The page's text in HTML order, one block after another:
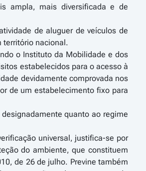
ampla, mais diversificada e de
de aluguer de veículos de
território nacional.
o Instituto da Mobilidade e dos
estabelecidos para o acesso à
devidamente comprovada nos
de um estabelecimento fixo para
quanto ao regime
universal, justifica-se por
do ambiente, que constituem
de 26 de julho. Previne também